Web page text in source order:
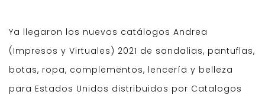
Ya llegaron los nuevos catálogos Andrea
(Impresos y Virtuales) 2021 de sandalias, pantuflas,
botas, ropa, complementos, lencería y belleza
para Estados Unidos distribuidos por Catalogos